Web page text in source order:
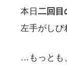
本日 二回目
左手がしび
…もっとも